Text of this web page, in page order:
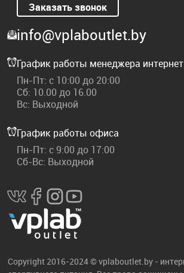
Заказать звонок
info@vplaboutlet.by
График работы менеджера
Пн-Пт: с 10:00 до 20:00
Сб: 10.00 до 16.00
Вс: Выходной
График работы офиса
Пн-Пт: с 9:00 до 17:00
Сб-Вс: Выходной
Copyright 2016-2024 © vplaboutlet.by -